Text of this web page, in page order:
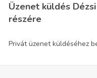
Üzenet küldés
részére
Privát üzenet küldéséhez